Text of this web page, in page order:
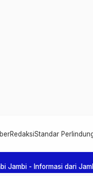
RedaksiStandar
Jambi - Informasi dari